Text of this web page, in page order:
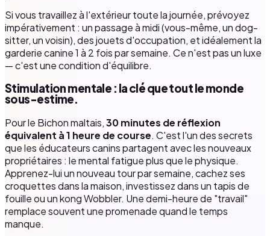
Si vous travaillez à l'extérieur toute la journée, prévoyez
impérativement : un passage à midi (vous-même, un dog-
sitter, un voisin), des jouets d'occupation, et idéalement la
garderie canine 1 à 2 fois par semaine. Ce n'est pas un luxe
— c'est une condition d'équilibre.
Stimulation mentale : la clé que tout le monde
sous-estime.
Pour le Bichon maltais,30 minutes de réflexion
équivalent à 1 heure de course. C'est l'un des secrets
que les éducateurs canins partagent avec les nouveaux
propriétaires : le mental fatigue plus que le physique.
Apprenez-lui un nouveau tour par semaine, cachez ses
croquettes dans la maison, investissez dans un tapis de
fouille ou un kong Wobbler. Une demi-heure de "travail"
remplace souvent une promenade quand le temps
manque.